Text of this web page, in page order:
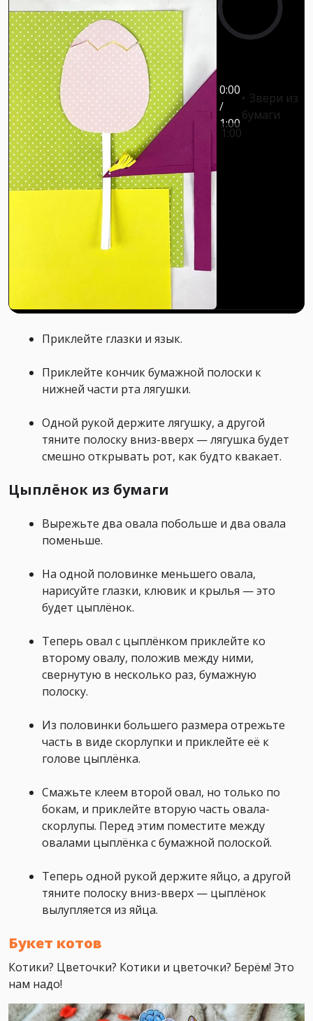
0:00
/
1:00
Звери из
бумаги
1:00
Приклейте глазки и язык.
Приклейте кончик бумажной полоски к
нижней части рта лягушки.
Одной рукой держите лягушку, а другой
тяните полоску вниз-вверх — лягушка будет
смешно открывать рот, как будто квакает.
Цыплёнок из бумаги
Вырежьте два овала побольше и два овала
поменьше.
На одной половинке меньшего овала,
нарисуйте глазки, клювик и крылья — это
будет цыплёнок.
Теперь овал с цыплёнком приклейте ко
второму овалу, положив между ними,
свернутую в несколько раз, бумажную
полоску.
Из половинки большего размера отрежьте
часть в виде скорлупки и приклейте её к
голове цыплёнка.
Смажьте клеем второй овал, но только по
бокам, и приклейте вторую часть овала-
скорлупы. Перед этим поместите между
овалами цыплёнка с бумажной полоской.
Теперь одной рукой держите яйцо, а другой
тяните полоску вниз-вверх — цыплёнок
вылупляется из яйца.
Букет котов
Котики? Цветочки? Котики и цветочки? Берём! Это
нам надо!